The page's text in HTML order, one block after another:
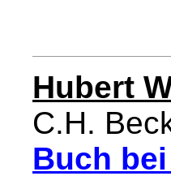
Hubert
C.H.
Buch